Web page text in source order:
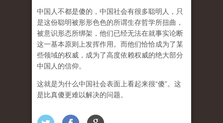
中国人不都是傻的，中国社会有很多聪明人，只
是这份聪明被形形色色的所谓生存哲学所扭曲，
被意识形态所绑架，他们已经无法在就事实论断
这一基本原则上发挥作用。而他们恰恰成为了某
些领域的权威，成为了高度依赖权威的绝大部分
中国人的信仰。
这就是为什么中国社会表面上看起来很“傻”。这
是比真傻更难以解决的问题。